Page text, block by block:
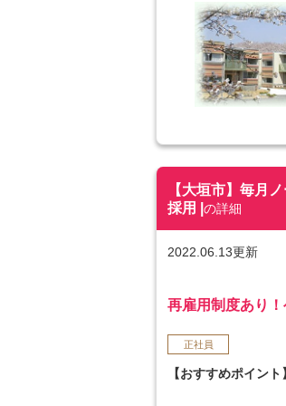
【大垣市】毎月
採用 | の詳細
2022.06.13更新
再雇用制度あり
正社員
【おすすめポイント】